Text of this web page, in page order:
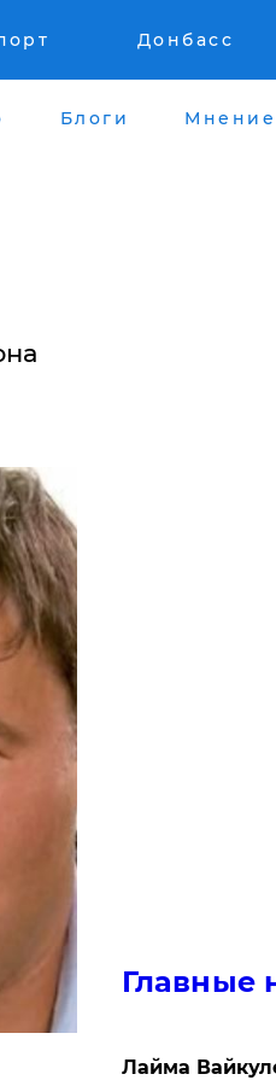
Донбасс
Блоги Мнение
Главные
Лайма